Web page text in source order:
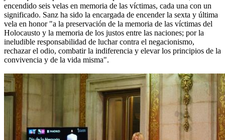
encendido seis velas en memoria de las víctimas, cada una con un
significado. Sanz ha sido la encargada de encender la sexta y última
vela en honor "a la preservación de la memoria de las víctimas del
Holocausto y la memoria de los justos entre las naciones; por la
ineludible responsabilidad de luchar contra el negacionismo,
rechazar el odio, combatir la indiferencia y elevar los principios de la
convivencia y de la vida misma".